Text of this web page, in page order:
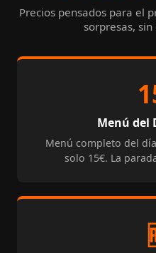
Precios pensados para el
sorpresas,
Menú del
Menú completo del
solo 15€. La